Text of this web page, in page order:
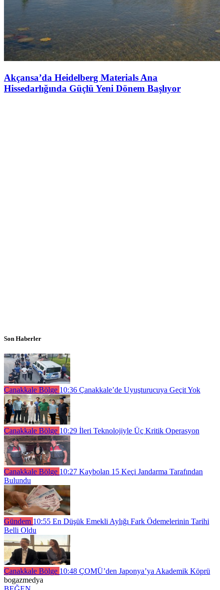
Akçansa’da Heidelberg Materials Ana
Hissedarlığında Güçlü Yeni Dönem Başlıyor
Son Haberler
Çanakkale Bölge 10:36 Çanakkale’de Uyuşturucuya Geçit Yok
Çanakkale Bölge 10:29 İleri Teknolojiyle Üç Kritik Operasyon
Çanakkale Bölge 10:27 Kaybolan 15 Keçi Jandarma Tarafından
Bulundu
Gündem 10:55 En Düşük Emekli Aylığı Fark Ödemelerinin Tarihi
Belli Oldu
Çanakkale Bölge 10:48 ÇOMÜ’den Japonya’ya Akademik Köprü
bogazmedya